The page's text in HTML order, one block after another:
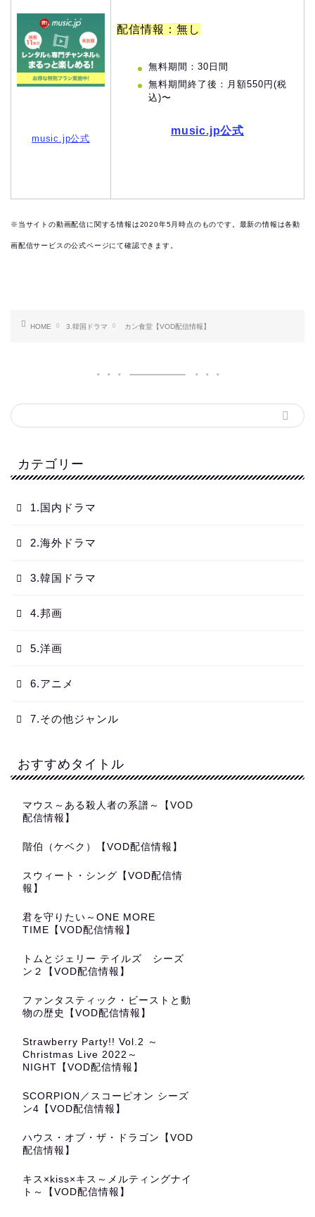
music.jp公式
配信情報：無し
無料期間：30日間
無料期間終了後：月額550円(税
込)〜
music.jp公式
※当サイトの動画配信に関する情報は2020年5月時点のものです。最新の情報は各動
画配信サービスの公式ページにて確認できます。
HOME 3.韓国ドラマ カン食堂【VOD配信情報】
カテゴリー
1.国内ドラマ
2.海外ドラマ
3.韓国ドラマ
4.邦画
5.洋画
6.アニメ
7.その他ジャンル
おすすめタイトル
マウス～ある殺人者の系譜～【VOD
配信情報】
階伯（ケベク）【VOD配信情報】
スウィート・シング【VOD配信情
報】
君を守りたい～ONE MORE
TIME【VOD配信情報】
トムとジェリー テイルズ シーズ
ン２【VOD配信情報】
ファンタスティック・ビーストと動
物の歴史【VOD配信情報】
Strawberry Party!! Vol.2 ～
Christmas Live 2022～
NIGHT【VOD配信情報】
SCORPION／スコーピオン シーズ
ン4【VOD配信情報】
ハウス・オブ・ザ・ドラゴン【VOD
配信情報】
キス×kiss×キス～メルティングナイ
ト～【VOD配信情報】